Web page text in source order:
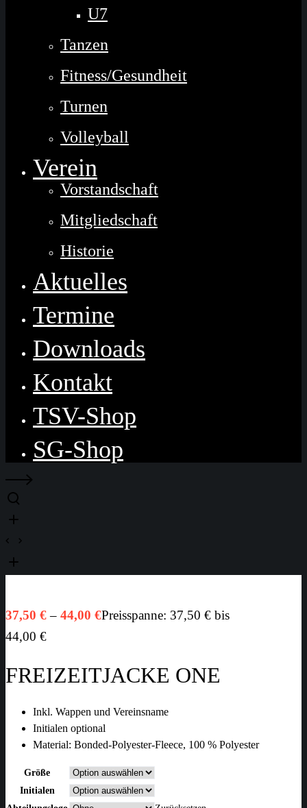
U7
Tanzen
Fitness/Gesundheit
Turnen
Volleyball
Verein
Vorstandschaft
Mitgliedschaft
Historie
Aktuelles
Termine
Downloads
Kontakt
TSV-Shop
SG-Shop
37,50 € – 44,00 €Preisspanne: 37,50 € bis
44,00 €
FREIZEITJACKE ONE
Inkl. Wappen und Vereinsname
Initialen optional
Material: Bonded-Polyester-Fleece, 100 % Polyester
Größe
Initialen